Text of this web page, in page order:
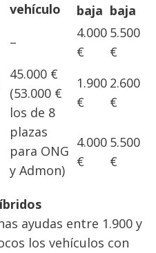
vehículo
baja baja
–
4.000
€
5.500
€
45.000 €
(53.000 €
los de 8
plazas
para ONG
y Admon)
1.900
€
2.600
€
4.000
€
5.500
€
ayudas entre 1.900 y
los vehículos con